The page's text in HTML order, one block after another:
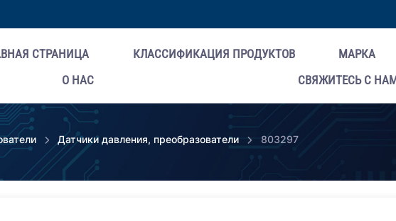
СТРАНИЦА КЛАССИФИКАЦИЯ ПРОДУКТОВ МАРКА
О НАС
СВЯЖИТЕСЬ С
Датчики давления, преобразователи 803297